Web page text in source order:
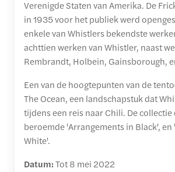
Verenigde Staten van Amerika. De
in 1935 voor het publiek werd
enkele van Whistlers bekendste
achttien werken van Whistler, naast
Rembrandt, Holbein, Gainsborough,
Een van de hoogtepunten van de
The Ocean, een landschapstuk dat
tijdens een reis naar Chili. De
beroemde 'Arrangements in Black',
White'.
Datum:Tot 8 mei 2022